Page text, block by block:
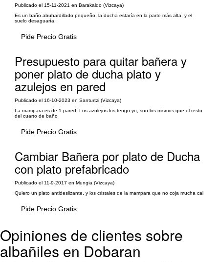
Publicado el 15-11-2021 en Barakaldo (Vizcaya)
Es un baño abuhardillado pequeño, la ducha estaría en la parte más alta, y el
suelo desaguaría.
Pide Precio Gratis
Presupuesto para quitar bañera y
poner plato de ducha plato y
azulejos en pared
Publicado el 16-10-2023 en Santurtzi (Vizcaya)
La mampara es de 1 pared. Los azulejos los tengo yo, son los mismos que el resto
del cuarto de baño
Pide Precio Gratis
Cambiar Bañera por plato de Ducha
con plato prefabricado
Publicado el 11-9-2017 en Mungia (Vizcaya)
Quiero un plato antideslizante, y los cristales de la mampara que no coja mucha cal
Pide Precio Gratis
Opiniones de clientes sobre
albañiles en Dobaran